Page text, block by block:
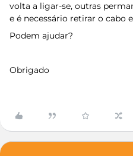
volta a ligar-se, outras
e é necessário retirar o cabo
Podem ajudar?
Obrigado